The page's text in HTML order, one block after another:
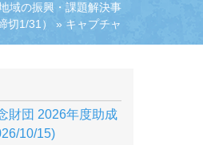
域の振興・課題解決事
切1/31）
» キャプチャ
財団 2026年度助成
10/15)